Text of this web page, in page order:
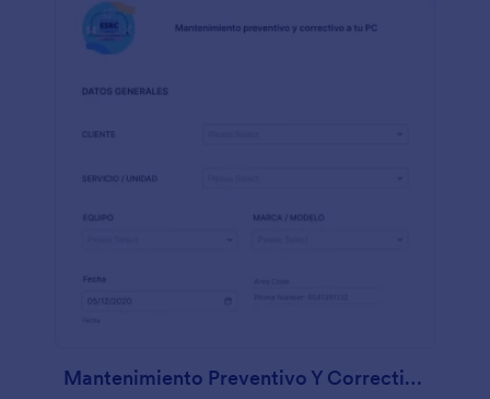
Mantenimiento Preventivo Y Correctivo De Tu Pc